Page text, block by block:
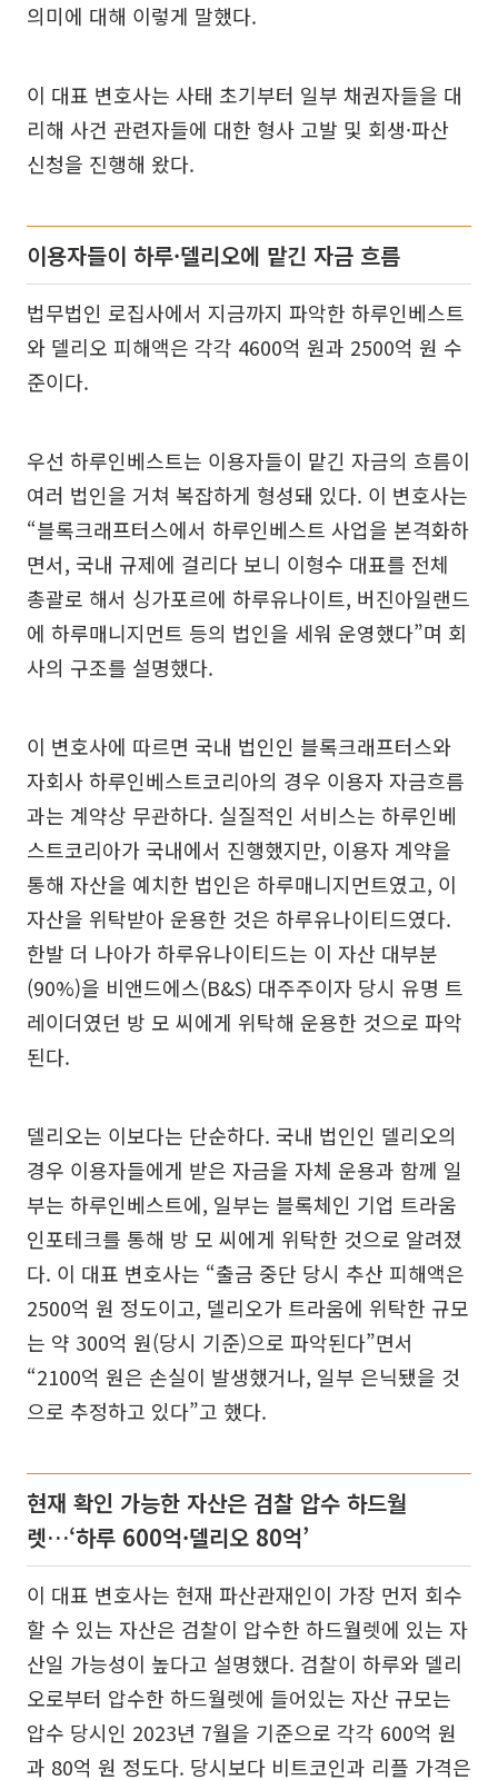
의미에 대해 이렇게 말했다.
이 대표 변호사는 사태 초기부터 일부 채권자들을 대
리해 사건 관련자들에 대한 형사 고발 및 회생·파산
신청을 진행해 왔다.
이용자들이 하루·델리오에 맡긴 자금 흐름
법무법인 로집사에서 지금까지 파악한 하루인베스트
와 델리오 피해액은 각각 4600억 원과 2500억 원 수
준이다.
우선 하루인베스트는 이용자들이 맡긴 자금의 흐름이
여러 법인을 거쳐 복잡하게 형성돼 있다. 이 변호사는
“블록크래프터스에서 하루인베스트 사업을 본격화하
면서, 국내 규제에 걸리다 보니 이형수 대표를 전체
총괄로 해서 싱가포르에 하루유나이트, 버진아일랜드
에 하루매니지먼트 등의 법인을 세워 운영했다”며 회
사의 구조를 설명했다.
이 변호사에 따르면 국내 법인인 블록크래프터스와
자회사 하루인베스트코리아의 경우 이용자 자금흐름
과는 계약상 무관하다. 실질적인 서비스는 하루인베
스트코리아가 국내에서 진행했지만, 이용자 계약을
통해 자산을 예치한 법인은 하루매니지먼트였고, 이
자산을 위탁받아 운용한 것은 하루유나이티드였다.
한발 더 나아가 하루유나이티드는 이 자산 대부분
(90%)을 비앤드에스(B&S) 대주주이자 당시 유명 트
레이더였던 방 모 씨에게 위탁해 운용한 것으로 파악
된다.
델리오는 이보다는 단순하다. 국내 법인인 델리오의
경우 이용자들에게 받은 자금을 자체 운용과 함께 일
부는 하루인베스트에, 일부는 블록체인 기업 트라움
인포테크를 통해 방 모 씨에게 위탁한 것으로 알려졌
다. 이 대표 변호사는 “출금 중단 당시 추산 피해액은
2500억 원 정도이고, 델리오가 트라움에 위탁한 규모
는 약 300억 원(당시 기준)으로 파악된다”면서
“2100억 원은 손실이 발생했거나, 일부 은닉됐을 것
으로 추정하고 있다”고 했다.
현재 확인 가능한 자산은 검찰 압수 하드월
렛…‘하루 600억·델리오 80억’
이 대표 변호사는 현재 파산관재인이 가장 먼저 회수
할 수 있는 자산은 검찰이 압수한 하드월렛에 있는 자
산일 가능성이 높다고 설명했다. 검찰이 하루와 델리
오로부터 압수한 하드월렛에 들어있는 자산 규모는
압수 당시인 2023년 7월을 기준으로 각각 600억 원
과 80억 원 정도다. 당시보다 비트코인과 리플 가격은